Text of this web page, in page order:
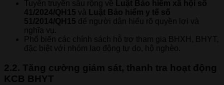
Tuyên truyền sâu rộng về
Luật Bảo hiểm xã hội số
41/2024/QH15 và
Luật Bảo hiểm y tế số
51/2014/QH15 để người dân hiểu rõ quyền lợi và
nghĩa vụ.
Phổ biến các chính sách hỗ trợ tham gia BHXH, BHYT,
đặc biệt với nhóm lao động tự do, hộ nghèo.
2.2. Tăng cường giám sát, thanh tra hoạt động
KCB BHYT